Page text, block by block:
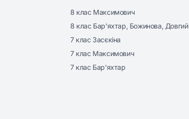
8 клас Максимович
8 клас Бар’яхтар, Божинова, Довгий
7 клас Засєкіна
7 клас Максимович
7 клас Бар'яхтар